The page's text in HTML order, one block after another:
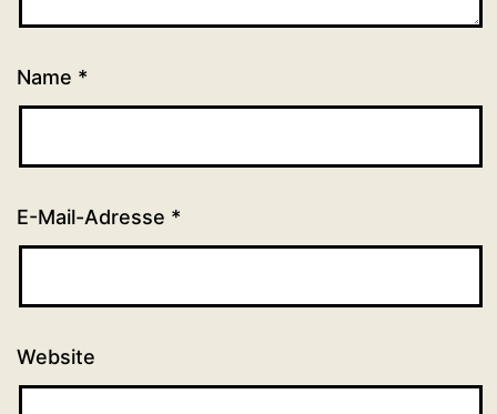
Name *
E-Mail-Adresse *
Website